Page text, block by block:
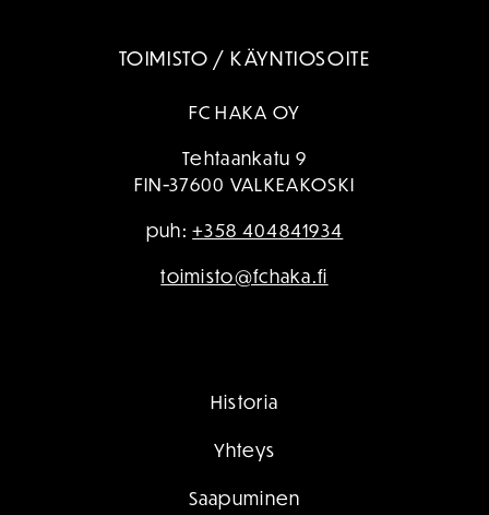
TOIMISTO / KÄYNTIOSOITE
FC HAKA OY
Tehtaankatu 9
FIN-37600 VALKEAKOSKI
puh:+358 404841934
toimisto@fchaka.fi
Historia
Yhteys
Saapuminen